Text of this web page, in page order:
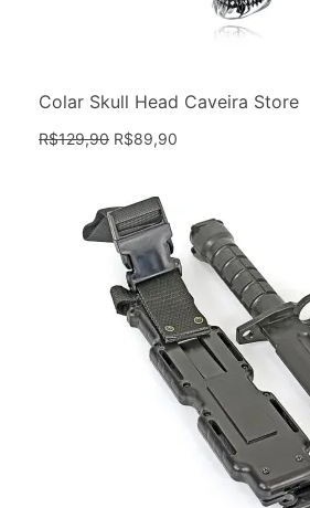
Colar Skull Head Caveira Store
R$129,90 R$89,90